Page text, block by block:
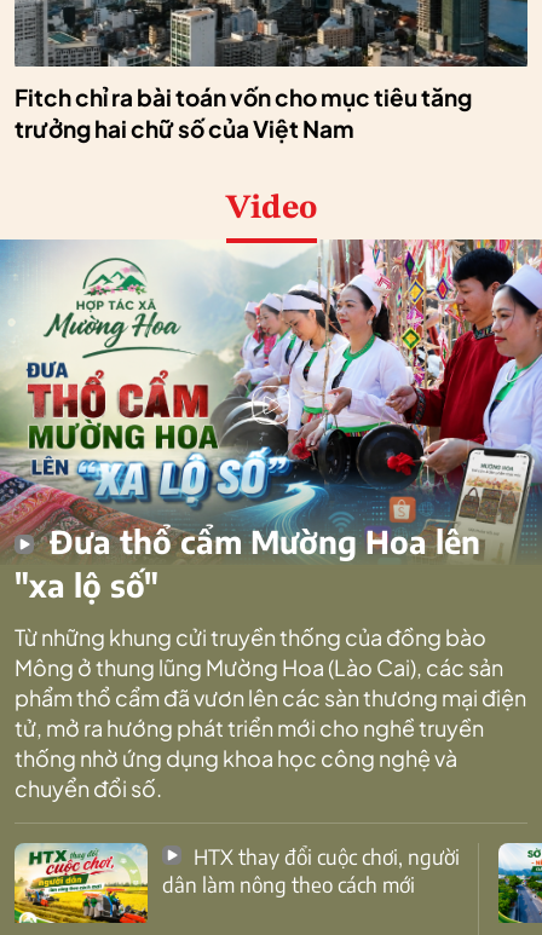
Fitch chỉ ra bài toán vốn cho mục tiêu tăng
trưởng hai chữ số của Việt Nam
Video
Đưa thổ cẩm Mường Hoa lên
"xa lộ số"
Từ những khung cửi truyền thống của đồng bào
Mông ở thung lũng Mường Hoa (Lào Cai), các sản
phẩm thổ cẩm đã vươn lên các sàn thương mại điện
tử, mở ra hướng phát triển mới cho nghề truyền
thống nhờ ứng dụng khoa học công nghệ và
chuyển đổi số.
dân làm nông theo cách mới